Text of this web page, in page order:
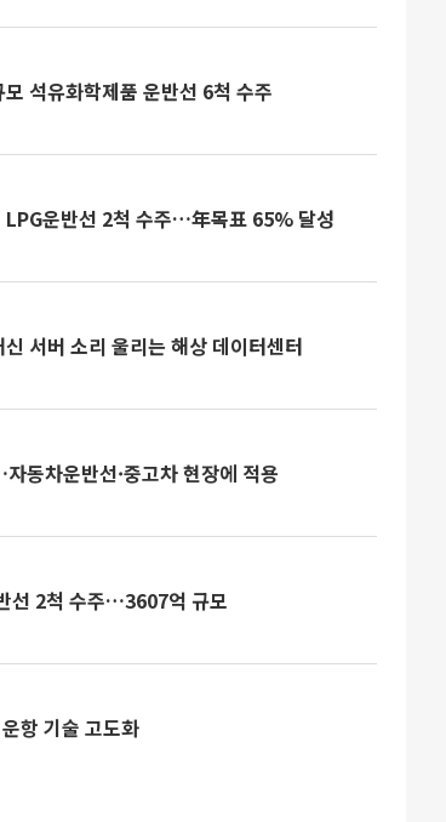
석유화학제품 운반선 6척 수주
운반선 2척 수주…年목표 65% 달성
서버 소리 울리는 해상 데이터센터
동차운반선·중고차 현장에 적용
선 2척 수주…3607억 규모
항 기술 고도화